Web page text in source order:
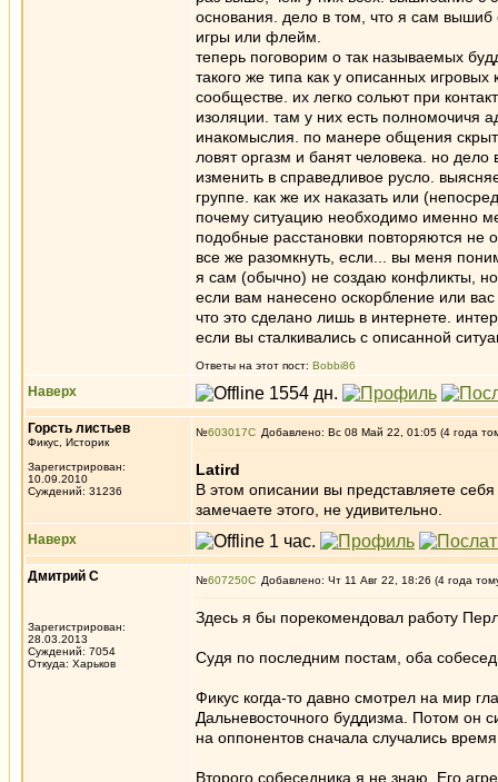
основания. дело в том, что я сам вышиб
игры или флейм.
теперь поговорим о так называемых
такого же типа как у описанных
сообществе. их легко сольют при
изоляции. там у них есть полномочичя
инакомыслия. по манере общения
ловят оргазм и банят человека. но
изменить в справедливое русло.
группе. как же их наказать или
почему ситуацию необходимо именно
подобные расстановки повторяются не
все же разомкнуть, если... вы меня
я сам (обычно) не создаю конфликты,
если вам нанесено оскорбление или
что это сделано лишь в интернете.
если вы сталкивались с описанной
Ответы на этот пост: Bobbi86
Наверх
Горсть листьев
Фикус, Историк
Зарегистрирован:
10.09.2010
Суждений: 31236
№603017 Добавлено: Вс 08 Май 22, 01:05 (4 года
Latird
В этом описании вы представляете
замечаете этого, не удивительно.
Наверх
Дмитрий С
Зарегистрирован:
28.03.2013
Суждений: 7054
Откуда: Харьков
№607250 Добавлено: Чт 11 Авг 22, 18:26 (4 года
Здесь я бы порекомендовал работу
Судя по последним постам, оба
Фикус когда-то давно смотрел на мир
Дальневосточного буддизма. Потом он
на оппонентов сначала случались
Второго собеседника я не знаю. Его